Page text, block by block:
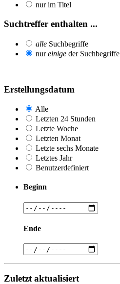
nur im Titel
Suchtreffer enthalten ...
alle Suchbegriffe
nureinige der Suchbegriffe
Erstellungsdatum
Alle
Letzten 24 Stunden
Letzte Woche
Letzten Monat
Letzte sechs Monate
Letztes Jahr
Benutzerdefiniert
Beginn
Ende
Zuletzt aktualisiert